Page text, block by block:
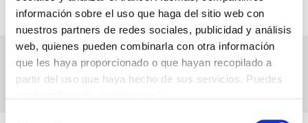
información sobre el uso que haga del sitio web con
nuestros partners de redes sociales, publicidad y análisis
web, quienes pueden combinarla con otra información
que les haya proporcionado o que hayan recopilado a
partir del uso que haya hecho de sus servicios. Puedes